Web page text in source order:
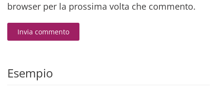
browser per la prossima volta che commento.
Invia commento
Esempio